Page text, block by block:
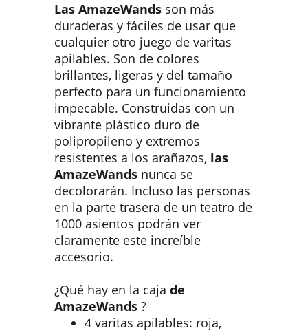
Las AmazeWands son más
duraderas y fáciles de usar que
cualquier otro juego de varitas
apilables. Son de colores
brillantes, ligeras y del tamaño
perfecto para un funcionamiento
impecable. Construidas con un
vibrante plástico duro de
polipropileno y extremos
resistentes a los arañazos, las
AmazeWands nunca se
decolorarán. Incluso las personas
en la parte trasera de un teatro de
1000 asientos podrán ver
claramente este increíble
accesorio.
¿Qué hay en la caja de
AmazeWands ?
4 varitas apilables: roja,